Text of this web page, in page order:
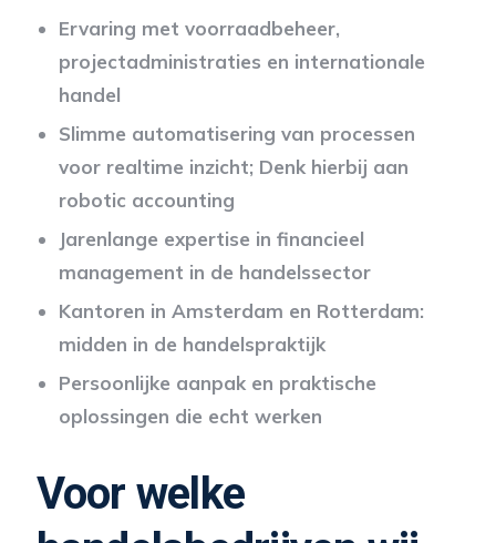
Ervaring met voorraadbeheer,
projectadministraties en internationale
handel
Slimme automatisering van processen
voor realtime inzicht; Denk hierbij aan
robotic accounting
Jarenlange expertise in financieel
management in de handelssector
Kantoren in Amsterdam en Rotterdam:
midden in de handelspraktijk
Persoonlijke aanpak en praktische
oplossingen die echt werken
Voor welke